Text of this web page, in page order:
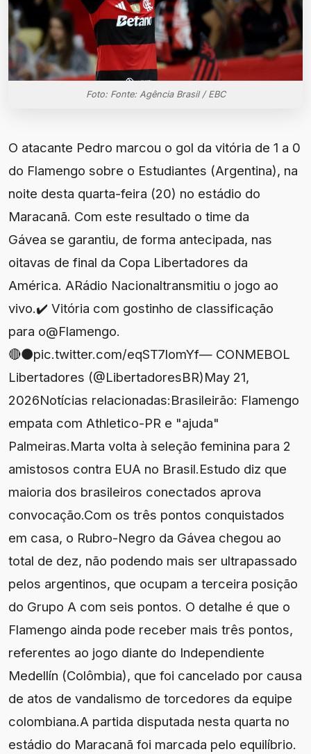
Foto: Fonte: Agência Brasil / EBC
O atacante Pedro marcou o gol da vitória de 1 a 0
do Flamengo sobre o Estudiantes (Argentina), na
noite desta quarta-feira (20) no estádio do
Maracanã. Com este resultado o time da
Gávea se garantiu, de forma antecipada, nas
oitavas de final da Copa Libertadores da
América. ARádio Nacionaltransmitiu o jogo ao
vivo.✔️ Vitória com gostinho de classificação
para o@Flamengo.
🔴⚫️pic.twitter.com/eqST7lomYf— CONMEBOL
Libertadores (@LibertadoresBR)May 21,
2026Notícias relacionadas:Brasileirão: Flamengo
empata com Athletico-PR e "ajuda"
Palmeiras.Marta volta à seleção feminina para 2
amistosos contra EUA no Brasil.Estudo diz que
maioria dos brasileiros conectados aprova
convocação.Com os três pontos conquistados
em casa, o Rubro-Negro da Gávea chegou ao
total de dez, não podendo mais ser ultrapassado
pelos argentinos, que ocupam a terceira posição
do Grupo A com seis pontos. O detalhe é que o
Flamengo ainda pode receber mais três pontos,
referentes ao jogo diante do Independiente
Medellín (Colômbia), que foi cancelado por causa
de atos de vandalismo de torcedores da equipe
colombiana.A partida disputada nesta quarta no
estádio do Maracanã foi marcada pelo equilíbrio.